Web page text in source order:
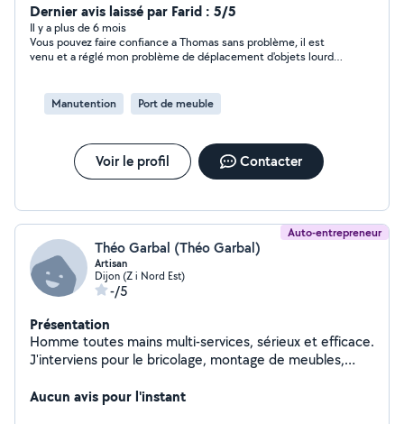
Dernier avis laissé par Farid : 5/5
Il y a plus de 6 mois
Vous pouvez faire confiance a Thomas sans problème, il est
venu et a réglé mon problème de déplacement d'objets lourd
Manutention
Port de meuble
Voir le profil Contacter
Auto-entrepreneur
Théo Garbal (Théo Garbal)
Artisan
Dijon (Z i Nord Est)
-/5
Présentation
Homme toutes mains multi-services, sérieux et efficace.
J'interviens pour le bricolage, montage de meubles,
déménagement. Travail soigné, ponctualité et
Aucun avis pour l'instant